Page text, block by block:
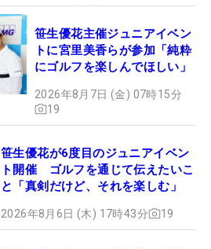
笹生優花主催ジュニアイベン
トに宮里美香らが参加「純粋
にゴルフを楽しんでほしい」
2026年8月7日 (金) 07時15分
19
笹生優花が6度目のジュニアイベン
ト開催 ゴルフを通じて伝えたいこ
と「真剣だけど、それを楽しむ」
2026年8月6日 (木) 17時43分 19